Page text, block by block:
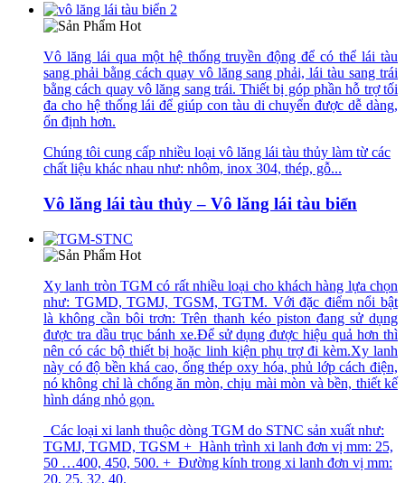
Vô lăng lái qua một hệ thống truyền động để có thể lái tàu
sang phải bằng cách quay vô lăng sang phải, lái tàu sang trái
bằng cách quay vô lăng sang trái. Thiết bị góp phần hỗ trợ tối
đa cho hệ thống lái để giúp con tàu di chuyển được dễ dàng,
ổn định hơn.
Chúng tôi cung cấp nhiều loại vô lăng lái tàu thủy làm từ các
chất liệu khác nhau như: nhôm, inox 304, thép, gỗ...
Vô lăng lái tàu thủy – Vô lăng lái tàu biển
Xy lanh tròn TGM có rất nhiều loại cho khách hàng lựa chọn
như: TGMD, TGMJ, TGSM, TGTM. Với đặc điểm nổi bật
là không cần bôi trơn: Trên thanh kéo piston đang sử dụng
được tra dầu trục bánh xe.Để sử dụng được hiệu quả hơn thì
nên có các bộ thiết bị hoặc linh kiện phụ trợ đi kèm.Xy lanh
này có độ bền khá cao, ống thép oxy hóa, phủ lớp cách điện,
nó không chỉ là chống ăn mòn, chịu mài mòn và bền, thiết kế
hình dáng nhỏ gọn.
Các loại xi lanh thuộc dòng TGM do STNC sản xuất như:
TGMJ, TGMD, TGSM + Hành trình xi lanh đơn vị mm: 25,
50 …400, 450, 500. + Đường kính trong xi lanh đơn vị mm:
20, 25, 32, 40.